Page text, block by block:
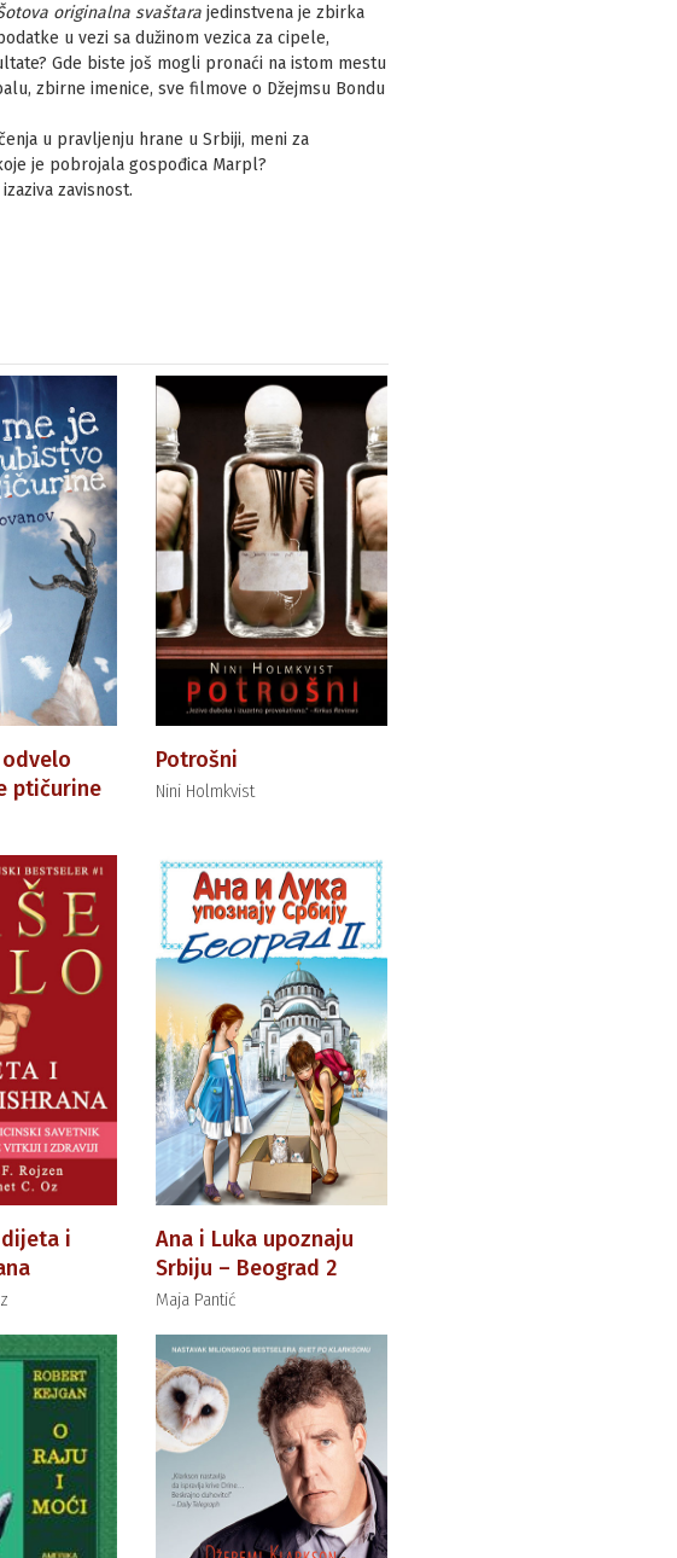
originalna svaštara jedinstvena je zbirka
u vezi sa dužinom vezica za cipele,
Gde biste još mogli pronaći na istom mestu
zbirne imenice, sve filmove o Džejmsu Bondu
u pravljenju hrane u Srbiji, meni za
je pobrojala gospođica Marpl?
zavisnost.
ptičurine
Potrošni
Nini Holmkvist
i
Ana i Luka upoznaju
Srbiju – Beograd 2
Maja Pantić